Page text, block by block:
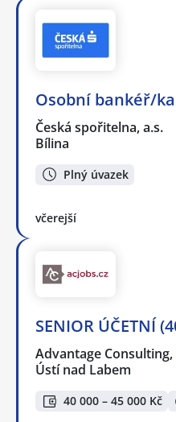
Osobní bankéř/
Česká spořitelna, a.s.
Bílina
Plný úvazek
včerejší
SENIOR ÚČETNÍ
Advantage Consulting,
Ústí nad Labem
40 000 – 45 000 Kč